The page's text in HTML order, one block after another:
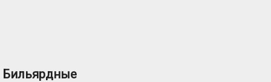
Бильярдные